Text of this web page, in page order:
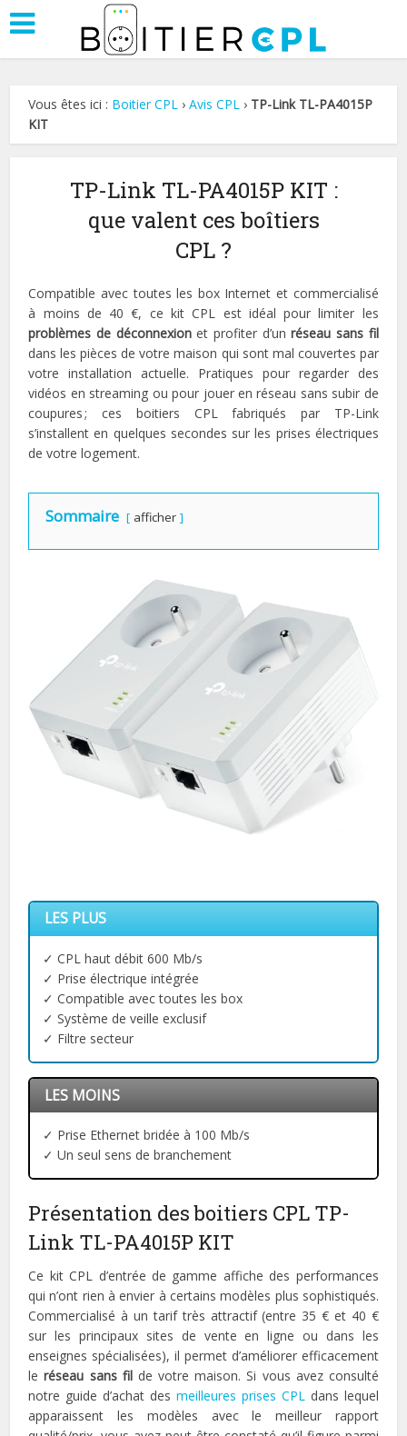
Vous êtes ici : Boitier CPL ›Avis CPL › TP-Link TL-PA4015P
KIT
TP-Link TL-PA4015P KIT :
que valent ces boîtiers
CPL ?
Compatible avec toutes les box Internet et commercialisé
à moins de 40 €, ce kit CPL est idéal pour limiter les
problèmes de déconnexionet profiter d’unréseau sans fil
dans les pièces de votre maison qui sont mal couvertes par
votre installation actuelle. Pratiques pour regarder des
vidéos en streaming ou pour jouer en réseau sans subir de
coupures ; ces boitiers CPL fabriqués par TP-Link
s’installent en quelques secondes sur les prises électriques
de votre logement.
Sommaire afficher
LES PLUS
✓ CPL haut débit 600 Mb/s
✓ Prise électrique intégrée
✓ Compatible avec toutes les box
✓ Système de veille exclusif
✓ Filtre secteur
LES MOINS
✓ Prise Ethernet bridée à 100 Mb/s
✓ Un seul sens de branchement
Présentation des boitiers CPL TP-
Link TL-PA4015P KIT
Ce kit CPL d’entrée de gamme affiche des performances
qui n’ont rien à envier à certains modèles plus sophistiqués.
Commercialisé à un tarif très attractif (entre 35 € et 40 €
sur les principaux sites de vente en ligne ou dans les
enseignes spécialisées), il permet d’améliorer efficacement
leréseau sans filde votre maison. Si vous avez consulté
notre guide d’achat des meilleures prises CPLdans lequel
apparaissent les modèles avec le meilleur rapport